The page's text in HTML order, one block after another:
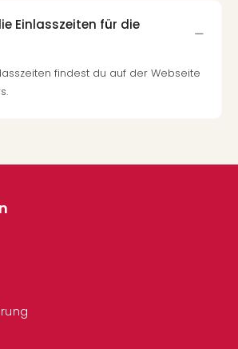
Einlasszeiten für die
findest du auf der Webseite